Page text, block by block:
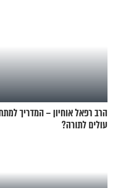
הרב רפאל אוחיון – המדריך
עולים לתורה?